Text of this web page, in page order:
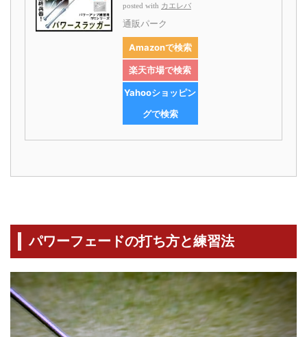
posted with カエレバ
通販パーク
Amazonで検索
楽天市場で検索
Yahooショッピン
グで検索
パワーフェードの打ち方と練習法